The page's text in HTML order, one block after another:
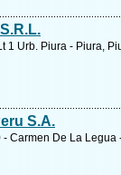
1 Urb. Piura - Piura,
S.A.
- Carmen De La Legua